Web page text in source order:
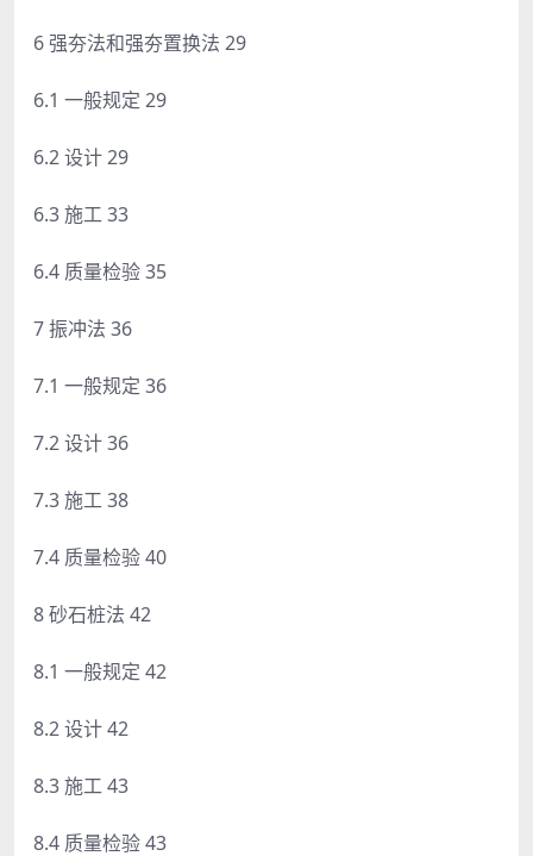
6 强夯法和强夯置换法 29
6.1 一般规定 29
6.2 设计 29
6.3 施工 33
6.4 质量检验 35
7 振冲法 36
7.1 一般规定 36
7.2 设计 36
7.3 施工 38
7.4 质量检验 40
8 砂石桩法 42
8.1 一般规定 42
8.2 设计 42
8.3 施工 43
8.4 质量检验 43